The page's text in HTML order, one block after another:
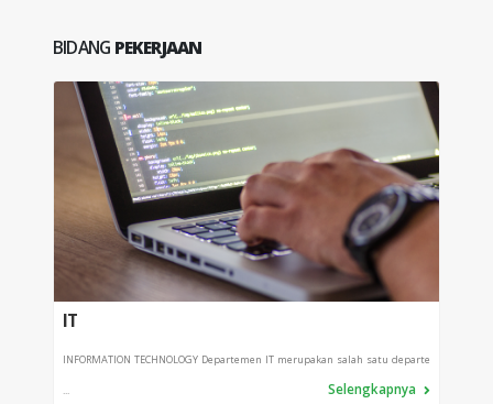
BIDANG PEKERJAAN
IT
INFORMATION TECHNOLOGY Departemen IT merupakan salah satu departe
... Selengkapnya